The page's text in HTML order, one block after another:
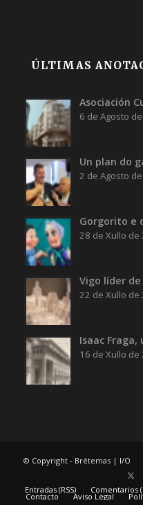
ÚLTIMAS
Asociación
6 de Agosto
Un plan do
2 de Agosto
Gorgorito e
28 de Xullo de
Vigo líder de
22 de Xullo de
Isaac
16 de Xullo de
© Copyright - Brétemas | I/O
Entradas (RSS) Comentarios
Contacto Aviso Legal